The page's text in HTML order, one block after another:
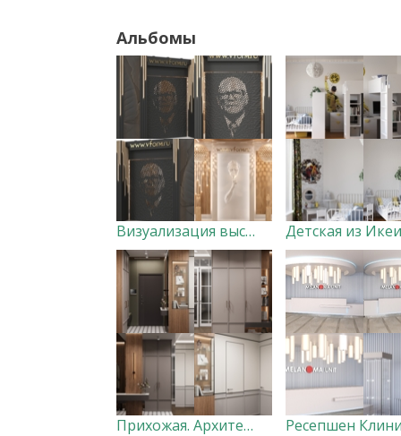
Альбомы
Визуализация выставочного стенда
Прихожая. Архитектор: Кондратьева Владислава